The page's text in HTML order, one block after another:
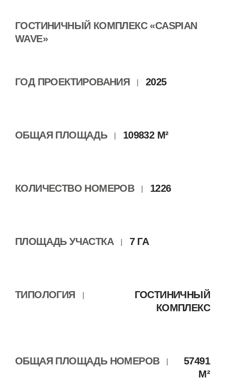
ГОСТИНИЧНЫЙ КОМПЛЕКС «CASPIAN
WAVE»
ГОД ПРОЕКТИРОВАНИЯ | 2025
ОБЩАЯ ПЛОЩАДЬ | 109832 М²
КОЛИЧЕСТВО НОМЕРОВ | 1226
ПЛОЩАДЬ УЧАСТКА | 7 ГА
ТИПОЛОГИЯ |
ГОСТИНИЧНЫЙ
КОМПЛЕКС
ОБЩАЯ ПЛОЩАДЬ НОМЕРОВ |
57491
М²